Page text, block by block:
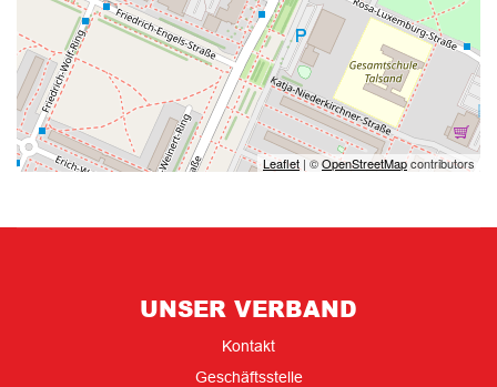
Leaflet | ©OpenStreetMapcontributors
UNSER VERBAND
Kontakt
Geschäftsstelle